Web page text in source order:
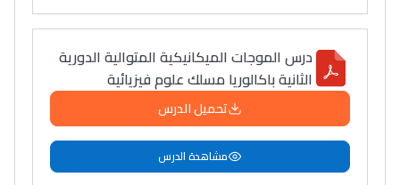
درس الموجات الميكانيكية المتوالية الدورية
الثانية باكالوريا مسلك علوم فيزيائية
تحميل الدرس
مشاهدة الدرس